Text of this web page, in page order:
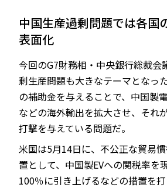
中国生産過剰問題では各国
表面化
今回のG7財務相・中央銀行総裁会
剰生産問題も大きなテーマとなっ
の補助金を与えることで、中国製電
などの海外輸出を拡大させ、それ
打撃を与えている問題だ。
米国は5月14日に、不公正な貿易
置として、中国製EVへの関税率を
100％に引き上げるなどの措置を打